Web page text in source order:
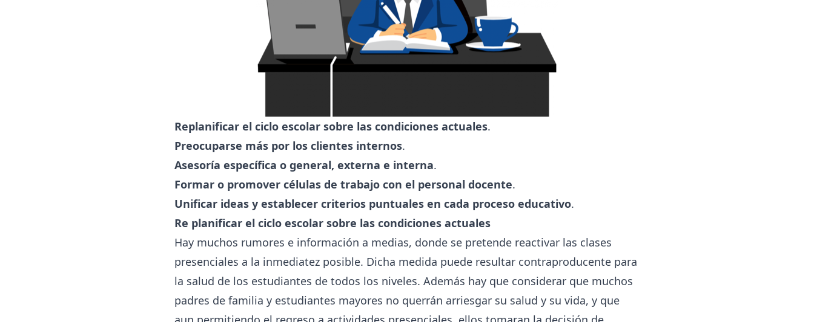
Replanificar el ciclo escolar sobre las condiciones actuales.
Preocuparse más por los clientes internos.
Asesoría específica o general, externa e interna.
Formar o promover células de trabajo con el personal docente.
Unificar ideas y establecer criterios puntuales en cada proceso educativo.
Re planificar el ciclo escolar sobre las condiciones actuales
Hay muchos rumores e información a medias, donde se pretende reactivar las clases
presenciales a la inmediatez posible. Dicha medida puede resultar contraproducente para
la salud de los estudiantes de todos los niveles. Además hay que considerar que muchos
padres de familia y estudiantes mayores no querrán arriesgar su salud y su vida, y que